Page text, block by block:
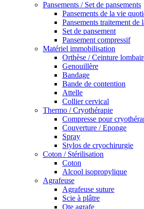
Pansements / Set de pansements
Pansements de la vie
Pansements traitement de
Set de pansement
Pansement compressif
Matériel immobilisation
Orthèse / Ceinture
Genouillère
Bandage
Bande de contention
Attelle
Collier cervical
Thermo / Cryothérapie
Compresse pour
Couverture / Eponge
Spray
Stylos de cryochirurgie
Coton / Stérilisation
Coton
Alcool isopropylique
Agrafeuse
Agrafeuse suture
Scie à plâtre
Ote agrafe